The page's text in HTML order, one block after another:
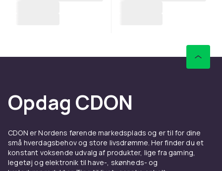
Opdag CDON
CDON er Nordens førende markedsplads og er til for dine
små hverdagsbehov og store livsdrømme. Her finder du et
konstant voksende udvalg af produkter, lige fra gaming,
legetøj og elektronik til have-, skønheds- og